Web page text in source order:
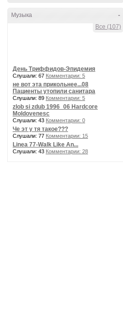
-
Музыка
Все (107)
День Триффидов-Эпидемия
Слушали: 67 Комментарии: 5
не вот эта прикольнее...08
Пациенты утопили санитара
Слушали: 89 Комментарии: 5
zlob si zdub 1996_06 Hardcore
Moldovenesc
Слушали: 43 Комментарии: 0
Че эт у тя такое???
Слушали: 77 Комментарии: 15
Linea 77-Walk Like An...
Слушали: 43 Комментарии: 28